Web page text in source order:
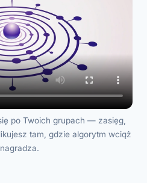
po Twoich grupach — zasięg,
tam, gdzie algorytm wciąż